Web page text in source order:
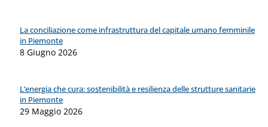
La conciliazione come infrastruttura del capitale umano femminile
in Piemonte
8 Giugno 2026
L’energia che cura: sostenibilità e resilienza delle strutture sanitarie
in Piemonte
29 Maggio 2026